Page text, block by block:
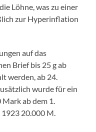
Löhne, was zu einer
zur Hyperinflation
auf das
Brief bis 25 g ab
werden, ab 24.
wurde für ein
ab dem 1.
20.000 M.